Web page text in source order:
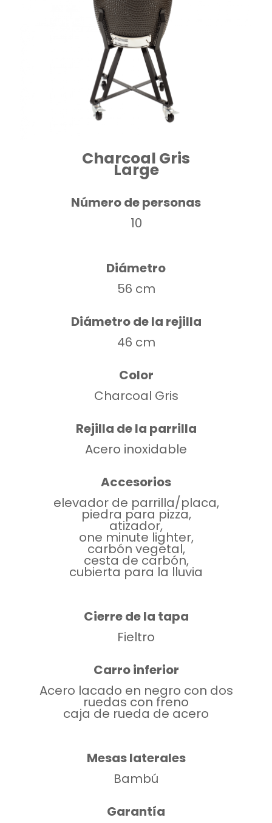
Charcoal Gris
Large
Número de personas
10
Diámetro
56 cm
Diámetro de la rejilla
46 cm
Color
Charcoal Gris
Rejilla de la parrilla
Acero inoxidable
Accesorios
elevador de parrilla/placa,
piedra para pizza,
atizador,
one minute lighter,
carbón vegetal,
cesta de carbón,
cubierta para la lluvia
Cierre de la tapa
Fieltro
Carro inferior
Acero lacado en negro con dos
ruedas con freno
caja de rueda de acero
Mesas laterales
Bambú
Garantía